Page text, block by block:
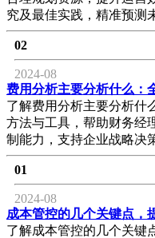
究及最佳实践，精准预测
02
2024-08
费用分析主要分析什么：
了解费用分析主要分析什
方法与工具，帮助财务经
制能力，支持企业战略决
01
2024-08
成本管控的几个关键点，
了解成本管控的几个关键